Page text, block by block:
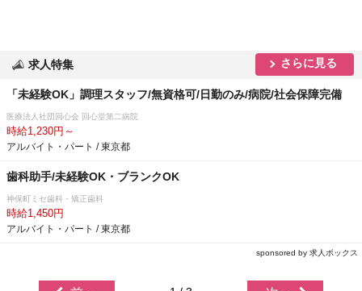
求人特集 さらに見る
「未経験OK」調理スタッフ/無資格可/日勤のみ/病院/社会保障完備
医療法人社団回心会 回心堂第二病院
時給1,230円～
アルバイト・パート / 東京都
歯科助手/未経験OK・ブランクOK
神保町ミセ歯科・矯正歯科
時給1,450円
アルバイト・パート / 東京都
sponsored by 求人ボックス